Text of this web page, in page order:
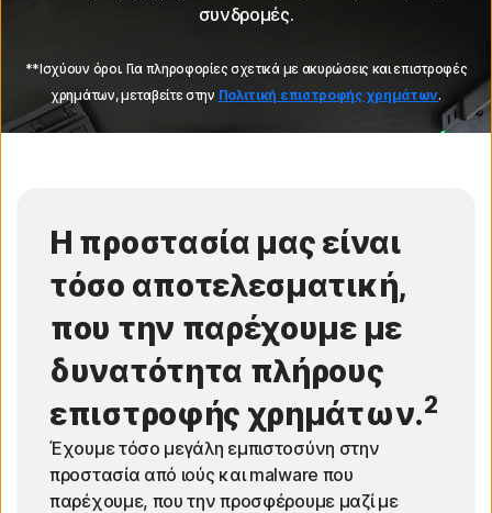
συνδρομές.
**Ισχύουν όροι. Για πληροφορίες σχετικά με ακυρώσεις και επιστροφές
χρημάτων, μεταβείτε στην Πολιτική επιστροφής χρημάτων.
Η προστασία μας είναι
τόσο αποτελεσματική,
που την παρέχουμε με
δυνατότητα πλήρους
επιστροφής χρημάτων.2
Έχουμε τόσο μεγάλη εμπιστοσύνη στην
προστασία από ιούς και malware που
παρέχουμε, που την προσφέρουμε μαζί με